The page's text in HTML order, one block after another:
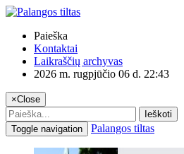
Paieška
Kontaktai
Laikraščių archyvas
2026 m. rugpjūčio 06 d. 22:43
×Close
Ieškoti
Toggle navigation
Palangos tiltas